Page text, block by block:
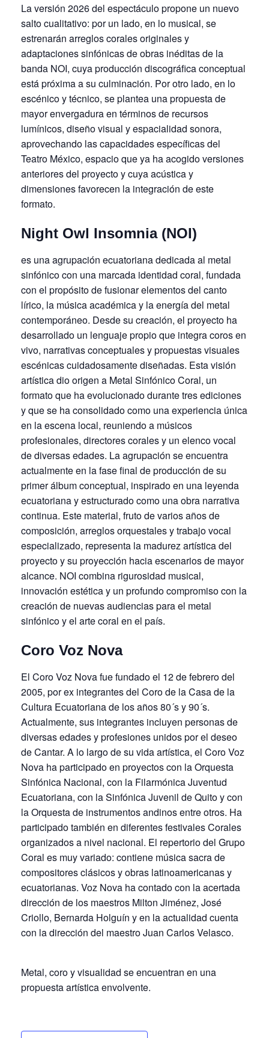
La versión 2026 del espectáculo propone un nuevo
salto cualitativo: por un lado, en lo musical, se
estrenarán arreglos corales originales y
adaptaciones sinfónicas de obras inéditas de la
banda NOI, cuya producción discográfica conceptual
está próxima a su culminación. Por otro lado, en lo
escénico y técnico, se plantea una propuesta de
mayor envergadura en términos de recursos
lumínicos, diseño visual y espacialidad sonora,
aprovechando las capacidades específicas del
Teatro México, espacio que ya ha acogido versiones
anteriores del proyecto y cuya acústica y
dimensiones favorecen la integración de este
formato.
Night Owl Insomnia (NOI)
es una agrupación ecuatoriana dedicada al metal
sinfónico con una marcada identidad coral, fundada
con el propósito de fusionar elementos del canto
lírico, la música académica y la energía del metal
contemporáneo. Desde su creación, el proyecto ha
desarrollado un lenguaje propio que integra coros en
vivo, narrativas conceptuales y propuestas visuales
escénicas cuidadosamente diseñadas. Esta visión
artística dio origen a Metal Sinfónico Coral, un
formato que ha evolucionado durante tres ediciones
y que se ha consolidado como una experiencia única
en la escena local, reuniendo a músicos
profesionales, directores corales y un elenco vocal
de diversas edades. La agrupación se encuentra
actualmente en la fase final de producción de su
primer álbum conceptual, inspirado en una leyenda
ecuatoriana y estructurado como una obra narrativa
continua. Este material, fruto de varios años de
composición, arreglos orquestales y trabajo vocal
especializado, representa la madurez artística del
proyecto y su proyección hacia escenarios de mayor
alcance. NOI combina rigurosidad musical,
innovación estética y un profundo compromiso con la
creación de nuevas audiencias para el metal
sinfónico y el arte coral en el país.
Coro Voz Nova
El Coro Voz Nova fue fundado el 12 de febrero del
2005, por ex integrantes del Coro de la Casa de la
Cultura Ecuatoriana de los años 80´s y 90´s.
Actualmente, sus integrantes incluyen personas de
diversas edades y profesiones unidos por el deseo
de Cantar. A lo largo de su vida artística, el Coro Voz
Nova ha participado en proyectos con la Orquesta
Sinfónica Nacional, con la Filarmónica Juventud
Ecuatoriana, con la Sinfónica Juvenil de Quito y con
la Orquesta de instrumentos andinos entre otros. Ha
participado también en diferentes festivales Corales
organizados a nivel nacional. El repertorio del Grupo
Coral es muy variado: contiene música sacra de
compositores clásicos y obras latinoamericanas y
ecuatorianas. Voz Nova ha contado con la acertada
dirección de los maestros Milton Jiménez, José
Criollo, Bernarda Holguín y en la actualidad cuenta
con la dirección del maestro Juan Carlos Velasco.
Metal, coro y visualidad se encuentran en una
propuesta artística envolvente.